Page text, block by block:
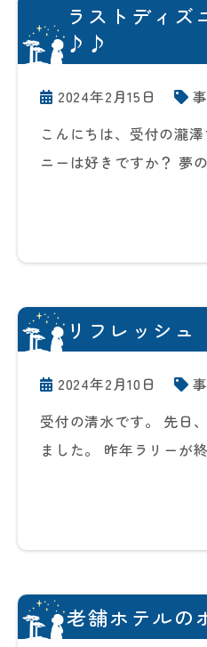
ラストディズ
♪♪
2024年2月15日
こんにちは、受付の瀧
ニーは好きですか？ 夢
リフレッシュ
2024年2月10日
受付の清水です。 先日
ました。 昨年ラリーが
老舗ホテルの